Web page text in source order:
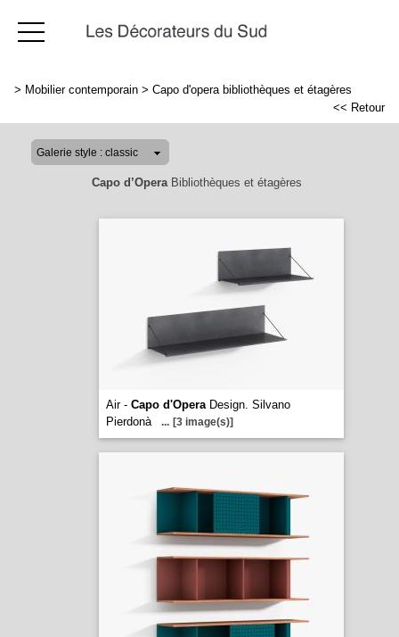
> Mobilier contemporain > Capo d'opera bibliothèques et étagères
<< Retour
Capo d’OperaBibliothèques et étagères
Air - Capo d'OperaDesign. Silvano
Pierdonà
... [3 image(s)]